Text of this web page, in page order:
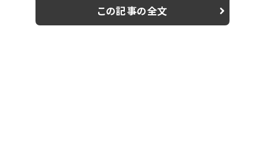
ブッスンと各営業先で持ちネタを披露している。最近で
はインスタグラムでも持ちネタを投稿している。 ◎むら
この記事の全文